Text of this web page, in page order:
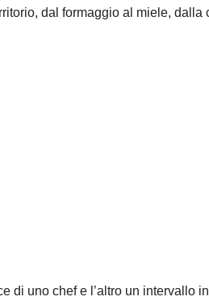
dal formaggio al miele, dalla
di uno chef e l’altro un intervallo